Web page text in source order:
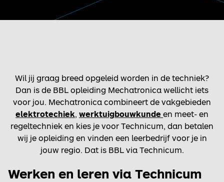
Wil jij graag breed opgeleid worden in de techniek?
Dan is de BBL opleiding Mechatronica wellicht iets
voor jou. Mechatronica combineert de vakgebieden
elektrotechiek, werktuigbouwkunde en meet- en
regeltechniek en kies je voor Technicum, dan betalen
wij je opleiding en vinden een leerbedrijf voor je in
jouw regio. Dat is BBL via Technicum.
Werken en leren via Technicum